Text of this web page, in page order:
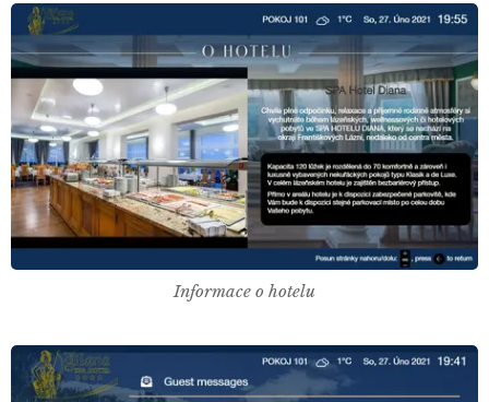
Informace o hotelu